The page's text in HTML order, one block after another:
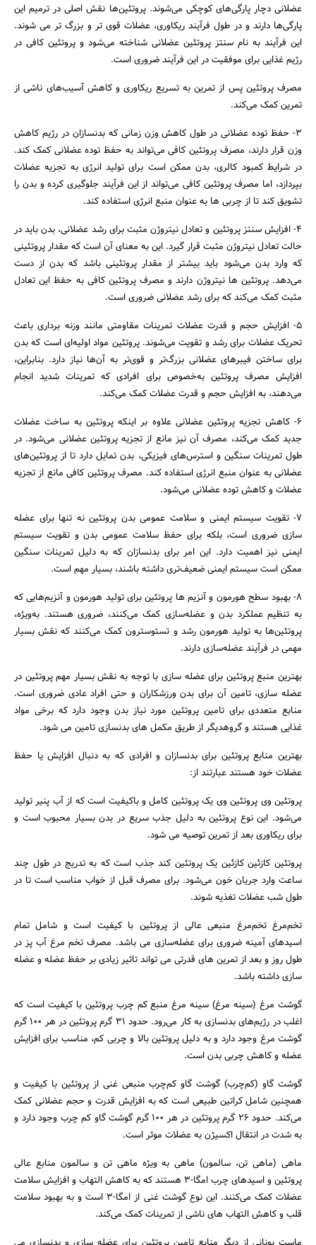
جستجو
عضلانی دچار پارگی‌های کوچکی می‌شوند. پروتئین‌ها نقش اصلی در ترمیم این
پارگی‌ها دارند و در طول فرآیند ریکاوری، عضلات قوی ‌تر و بزرگ ‌تر می ‌شوند.
این فرآیند به نام سنتز پروتئین عضلانی شناخته می‌شود و پروتئین کافی در
رژیم غذایی برای موفقیت در این فرآیند ضروری است.
مصرف پروتئین پس از تمرین به تسریع ریکاوری و کاهش آسیب‌های ناشی از
تمرین کمک می‌کند.
3- حفظ توده عضلانی در طول کاهش وزن زمانی که بدنسازان در رژیم کاهش
وزن قرار دارند، مصرف پروتئین کافی می‌تواند به حفظ توده عضلانی کمک کند.
در شرایط کمبود کالری، بدن ممکن است برای تولید انرژی به تجزیه عضلات
بپردازد، اما مصرف پروتئین کافی می‌تواند از این فرآیند جلوگیری کرده و بدن را
تشویق کند تا از چربی ‌ها به عنوان منبع انرژی استفاده کند.
4- افزایش سنتز پروتئین و تعادل نیتروژن مثبت برای رشد عضلانی، بدن باید در
حالت تعادل نیتروژن مثبت قرار گیرد. این به معنای آن است که مقدار پروتئینی
که وارد بدن می‌شود باید بیشتر از مقدار پروتئینی باشد که بدن از دست
می‌دهد. پروتئین ‌ها نیتروژن دارند و مصرف پروتئین کافی به حفظ این تعادل
مثبت کمک می‌کند که برای رشد عضلانی ضروری است.
5- افزایش حجم و قدرت عضلات تمرینات مقاومتی مانند وزنه ‌برداری باعث
تحریک عضلات برای رشد و تقویت می‌شوند. پروتئین‌ مواد اولیه‌ای است که بدن
برای ساختن فیبرهای عضلانی بزرگ‌تر و قوی‌تر به آن‌ها نیاز دارد. بنابراین،
افزایش مصرف پروتئین به‌خصوص برای افرادی که تمرینات شدید انجام
می‌دهند، به افزایش حجم و قدرت عضلات کمک می‌کند.
6- کاهش تجزیه پروتئین عضلانی علاوه بر اینکه پروتئین به ساخت عضلات
جدید کمک می‌کند، مصرف آن نیز مانع از تجزیه پروتئین عضلانی می‌شود. در
طول تمرینات سنگین و استرس‌های فیزیکی، بدن تمایل دارد تا از پروتئین‌های
عضلانی به عنوان منبع انرژی استفاده کند. مصرف پروتئین کافی مانع از تجزیه
عضلات و کاهش توده عضلانی می‌شود.
7- تقویت سیستم ایمنی و سلامت عمومی بدن پروتئین نه تنها برای عضله
‌سازی ضروری است، بلکه برای حفظ سلامت عمومی بدن و تقویت سیستم
ایمنی نیز اهمیت دارد. این امر برای بدنسازان که به دلیل تمرینات سنگین
ممکن است سیستم ایمنی ضعیف‌تری داشته باشند، بسیار مهم است.
8- بهبود سطح هورمون‌ و آنزیم‌ ها پروتئین‌ برای تولید هورمون‌ و آنزیم‌هایی که
به تنظیم عملکرد بدن و عضله‌سازی کمک می‌کنند، ضروری هستند. به‌ویژه،
پروتئین‌ها به تولید هورمون رشد و تستوسترون کمک می‌کنند که نقش بسیار
مهمی در فرآیند عضله‌سازی دارند.
بهترین منبع پروتئین برای عضله سازی با توجه به نقش بسیار مهم پروتئین در
عضله سازی، تامین آن برای بدن ورزشکاران و حتی افراد عادی ضروری است.
منابع متعددی برای تامین پروتئین مورد نیاز بدن وجود دارد که برخی مواد
غذایی هستند و گروهدیگر از طریق مکمل های بدنسازی تامین می شود.
بهترین منابع پروتئین برای بدنسازان و افرادی که به دنبال افزایش یا حفظ
عضلات خود هستند عبارتند از:
پروتئین وی پروتئین وی یک پروتئین کامل و باکیفیت است که از آب پنیر تولید
می‌شود. این نوع پروتئین به دلیل جذب سریع در بدن بسیار محبوب است و
برای ریکاوری بعد از تمرین توصیه می شود.
پروتئین کازئین کازئین یک پروتئین کند جذب است که به تدریج در طول چند
ساعت وارد جریان خون می‌شود. برای مصرف قبل از خواب مناسب است تا در
طول شب عضلات تغذیه شوند.
تخم‌مرغ تخم‌مرغ منبعی عالی از پروتئین با کیفیت است و شامل تمام
اسیدهای آمینه ضروری برای عضله‌سازی می باشد. مصرف تخم مرغ آب پز در
طول روز و بعد از تمرین های قدرتی می تواند تاثیر زیادی بر حفظ عضله و عضله
سازی داشته باشد.
گوشت مرغ (سینه مرغ) سینه مرغ منبع کم ‌چرب پروتئین با کیفیت است که
اغلب در رژیم‌های بدنسازی به کار می‌رود. حدود 31 گرم پروتئین در هر 100 گرم
گوشت مرغ وجود دارد و به دلیل پروتئین بالا و چربی کم، مناسب برای افزایش
عضله و کاهش چربی بدن است.
گوشت گاو (کم‌چرب) گوشت گاو کم‌چرب منبعی غنی از پروتئین با کیفیت و
همچنین شامل کراتین طبیعی است که به افزایش قدرت و حجم عضلانی کمک
می‌کند. حدود 26 گرم پروتئین در هر 100 گرم گوشت گاو کم چرب وجود دارد و
به شدت در انتقال اکسیژن به عضلات موثر است.
ماهی (ماهی تن، سالمون) ماهی به ویژه ماهی تن و سالمون منابع عالی
پروتئین و اسیدهای چرب امگا-3 هستند که به کاهش التهاب و افزایش سلامت
عضلات کمک می‌کنند. این نوع گوشت غنی از امگا-3 است و به بهبود سلامت
قلب و کاهش التهاب‌ های ناشی از تمرینات کمک می‌کند.